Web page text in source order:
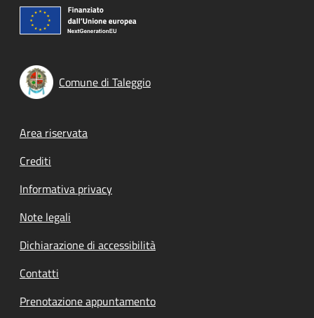
Comune di Taleggio
Footer menu
Area riservata
Crediti
Informativa privacy
Note legali
Dichiarazione di accessibilità
Contatti
Prenotazione appuntamento